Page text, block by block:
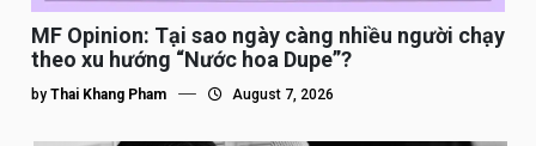
MF Opinion: Tại sao ngày càng nhiều người chạy
theo xu hướng “Nước hoa Dupe”?
by Thai Khang Pham August 7, 2026